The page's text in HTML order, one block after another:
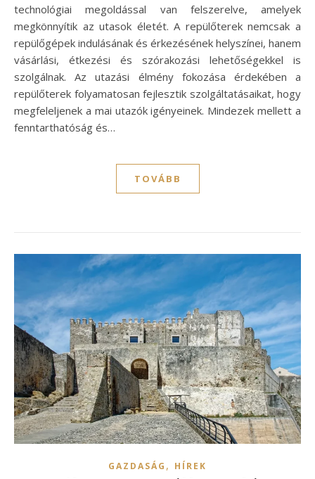
technológiai megoldással van felszerelve, amelyek
megkönnyítik az utasok életét. A repülőterek nemcsak a
repülőgépek indulásának és érkezésének helyszínei, hanem
vásárlási, étkezési és szórakozási lehetőségekkel is
szolgálnak. Az utazási élmény fokozása érdekében a
repülőterek folyamatosan fejlesztik szolgáltatásaikat, hogy
megfeleljenek a mai utazók igényeinek. Mindezek mellett a
fenntarthatóság és…
TOVÁBB
GAZDASÁG , HÍREK